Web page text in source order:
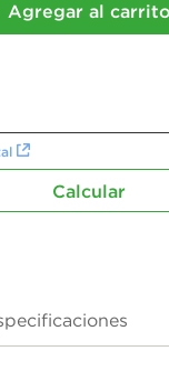
Agregar al carrito